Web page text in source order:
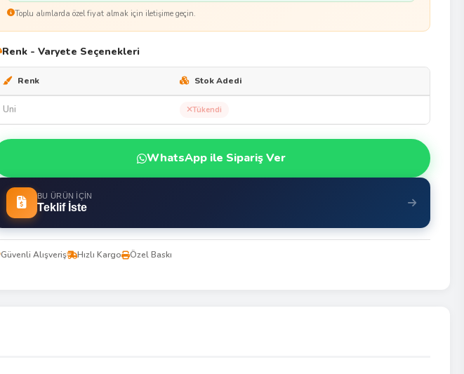
Toplu alımlarda özel fiyat almak için iletişime geçin.
Renk - Varyete Seçenekleri
Renk Stok Adedi
Uni Tükendi
WhatsApp ile Sipariş Ver
BU ÜRÜN İÇIN
Teklif İste
Güvenli Alışveriş Hızlı Kargo Özel Baskı